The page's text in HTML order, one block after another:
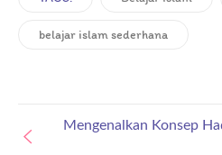
belajar islam sederhana
Mengenalkan Konsep